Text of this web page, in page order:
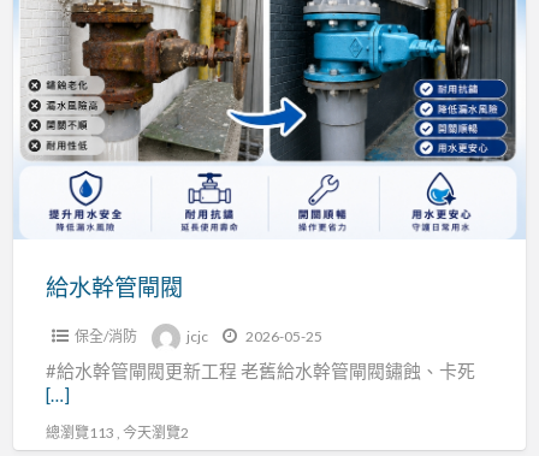
水
幹
管
閘
閥
給水幹管閘閥
保全/消防 jcjc 2026-05-25
#給水幹管閘閥更新工程 老舊給水幹管閘閥鏽蝕、卡死
[…]
總瀏覽113 , 今天瀏覽2